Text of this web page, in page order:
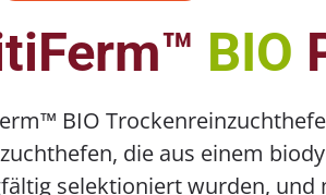
BIO
BIO
die aus einem
selektioniert wurden, und